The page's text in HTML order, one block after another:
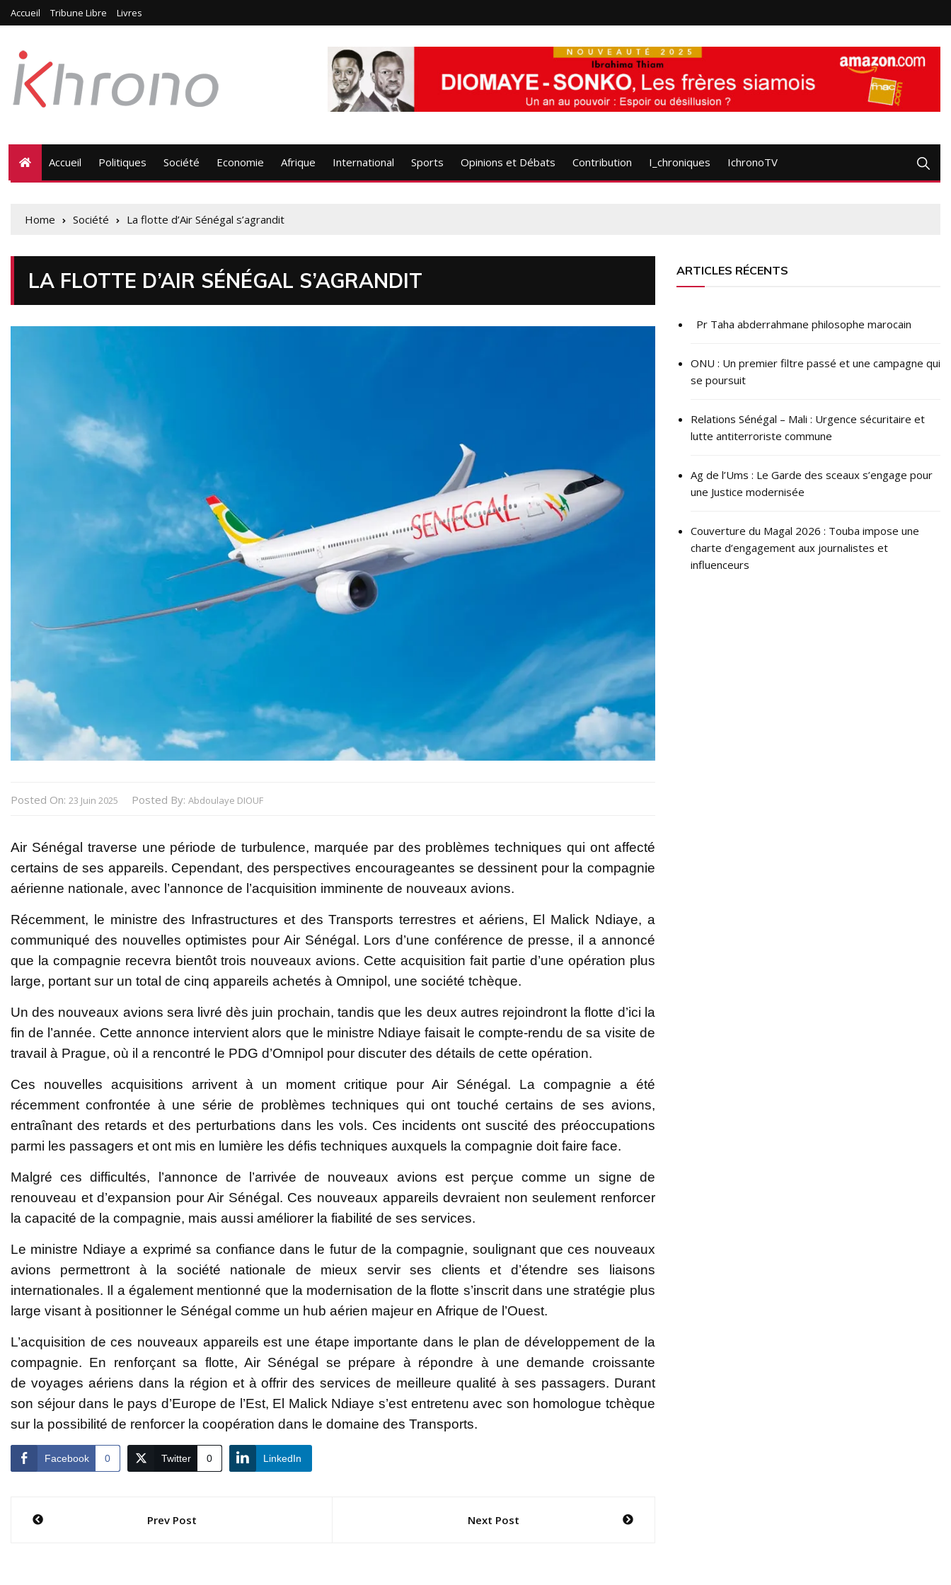
Accueil Tribune Libre Livres
Accueil Politiques Société Economie Afrique International Sports Opinions et Débats Contribution I_chroniques IchronoTV
Home Société La flotte d’Air Sénégal s’agrandit
LA FLOTTE D’AIR SÉNÉGAL S’AGRANDIT
Posted On: 23 Juin 2025 Posted By: Abdoulaye DIOUF
Air Sénégal traverse une période de turbulence, marquée par des problèmes techniques qui ont affecté
certains de ses appareils. Cependant, des perspectives encourageantes se dessinent pour la compagnie
aérienne nationale, avec l’annonce de l’acquisition imminente de nouveaux avions.
Récemment, le ministre des Infrastructures et des Transports terrestres et aériens, El Malick Ndiaye, a
communiqué des nouvelles optimistes pour Air Sénégal. Lors d’une conférence de presse, il a annoncé
que la compagnie recevra bientôt trois nouveaux avions. Cette acquisition fait partie d’une opération plus
large, portant sur un total de cinq appareils achetés à Omnipol, une société tchèque.
Un des nouveaux avions sera livré dès juin prochain, tandis que les deux autres rejoindront la flotte d’ici la
fin de l’année. Cette annonce intervient alors que le ministre Ndiaye faisait le compte-rendu de sa visite de
travail à Prague, où il a rencontré le PDG d’Omnipol pour discuter des détails de cette opération.
Ces nouvelles acquisitions arrivent à un moment critique pour Air Sénégal. La compagnie a été
récemment confrontée à une série de problèmes techniques qui ont touché certains de ses avions,
entraînant des retards et des perturbations dans les vols. Ces incidents ont suscité des préoccupations
parmi les passagers et ont mis en lumière les défis techniques auxquels la compagnie doit faire face.
Malgré ces difficultés, l’annonce de l’arrivée de nouveaux avions est perçue comme un signe de
renouveau et d’expansion pour Air Sénégal. Ces nouveaux appareils devraient non seulement renforcer
la capacité de la compagnie, mais aussi améliorer la fiabilité de ses services.
Le ministre Ndiaye a exprimé sa confiance dans le futur de la compagnie, soulignant que ces nouveaux
avions permettront à la société nationale de mieux servir ses clients et d’étendre ses liaisons
internationales. Il a également mentionné que la modernisation de la flotte s’inscrit dans une stratégie plus
large visant à positionner le Sénégal comme un hub aérien majeur en Afrique de l’Ouest.
L’acquisition de ces nouveaux appareils est une étape importante dans le plan de développement de la
compagnie. En renforçant sa flotte, Air Sénégal se prépare à répondre à une demande croissante
de voyages aériens dans la région et à offrir des services de meilleure qualité à ses passagers. Durant
son séjour dans le pays d’Europe de l’Est, El Malick Ndiaye s’est entretenu avec son homologue tchèque
sur la possibilité de renforcer la coopération dans le domaine des Transports.
Facebook 0 Twitter 0 LinkedIn
Navigation
Prev Post Next Post
ARTICLES RÉCENTS
Pr Taha abderrahmane philosophe marocain
ONU : ​Un premier filtre passé et une campagne qui
se poursuit
Relations Sénégal – Mali : Urgence sécuritaire et
lutte antiterroriste commune
Ag de l’Ums : Le Garde des sceaux s’engage pour
une Justice modernisée
Couverture du Magal 2026 : Touba impose une
charte d’engagement aux journalistes et
influenceurs